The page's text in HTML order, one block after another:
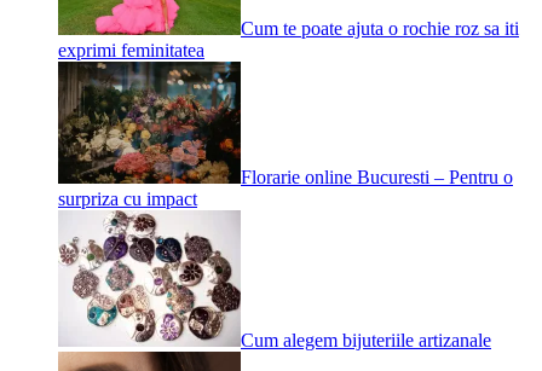
Cum te poate ajuta o rochie roz sa iti
exprimi feminitatea
Florarie online Bucuresti – Pentru o
surpriza cu impact
Cum alegem bijuteriile artizanale